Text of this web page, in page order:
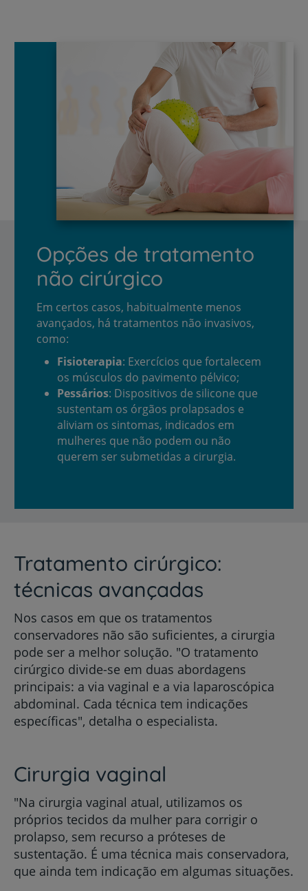
Opções de tratamento
não cirúrgico
Em certos casos, habitualmente menos
avançados, há tratamentos não invasivos,
como:
Fisioterapia: Exercícios que fortalecem
os músculos do pavimento pélvico;
Pessários: Dispositivos de silicone que
sustentam os órgãos prolapsados e
aliviam os sintomas, indicados em
mulheres que não podem ou não
querem ser submetidas a cirurgia.
Tratamento cirúrgico:
técnicas avançadas
Nos casos em que os tratamentos
conservadores não são suficientes, a cirurgia
pode ser a melhor solução. "O tratamento
cirúrgico divide-se em duas abordagens
principais: a via vaginal e a via laparoscópica
abdominal. Cada técnica tem indicações
específicas", detalha o especialista.
Cirurgia vaginal
"Na cirurgia vaginal atual, utilizamos os
próprios tecidos da mulher para corrigir o
prolapso, sem recurso a próteses de
sustentação. É uma técnica mais conservadora,
que ainda tem indicação em algumas situações.